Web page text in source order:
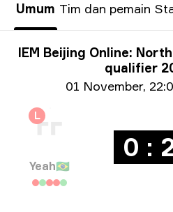
Umum Tim dan pemain
Info Turnamen
IEM Beijing Online:
qualifier
Info tanggal01 November,
L
Yeah🇧🇷
0 :